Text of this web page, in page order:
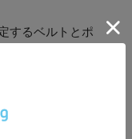
するベルトとポ
ループとベルト
マグネットバッ
け閉めが簡単に